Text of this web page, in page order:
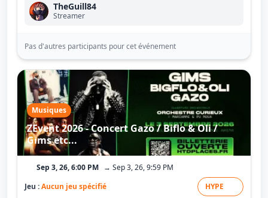
TheGuill84
Streamer
Pas d'autres participants pour cet événement
Musiques
ZEvent 2026 - Concert Gazo / Biflo & Oli /
Gims etc...
Sep 3, 26, 6:00 PM → Sep 3, 26, 9:59 PM
Jeu :Aucun jeu spécifié HYPE